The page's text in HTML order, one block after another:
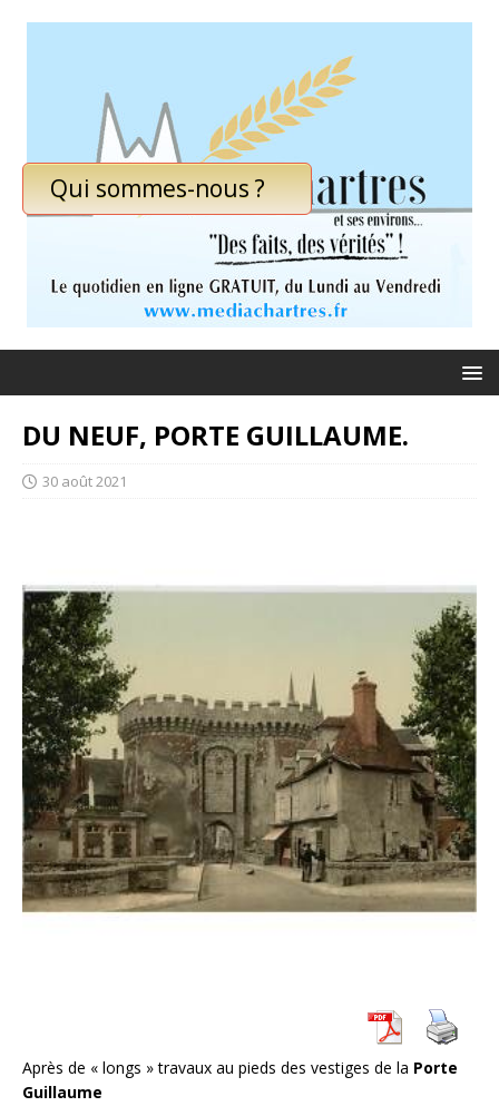
Qui sommes-nous ?
DU NEUF, PORTE GUILLAUME.
30 août 2021
Après de « longs » travaux au pieds des vestiges de la Porte
Guillaume